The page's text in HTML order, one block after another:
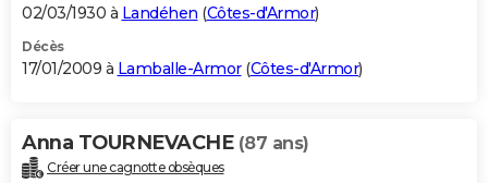
02/03/1930 à Landéhen (Côtes-d'Armor)
Décès
17/01/2009 à Lamballe-Armor(Côtes-d'Armor)
Anna TOURNEVACHE (87 ans)
Créer une cagnotte obsèques